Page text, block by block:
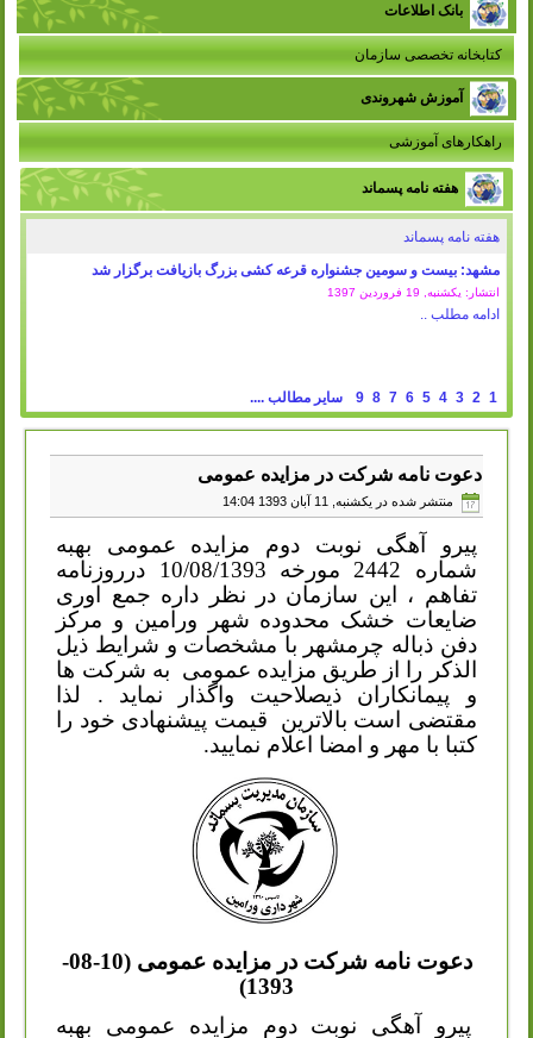
بانک اطلاعات
کتابخانه تخصصی سازمان
آموزش شهروندی
راهکارهای آموزشی
هفته نامه پسماند
هفته نامه پسماند
مشهد: بیست و سومین جشنواره قرعه کشی بزرگ بازیافت برگزار شد
انتشار: یکشنبه, 19 فروردين 1397
ادامه مطلب ..
1
2
3
4
5
6
7
8
9 سایر مطالب ....
دعوت نامه شرکت در مزایده عمومی
منتشر شده در یکشنبه, 11 آبان 1393 14:04
پیرو آهگی نوبت دوم مزایده عمومی بهبه
شماره 2442 مورخه 10/08/1393 درروزنامه
تفاهم ، این سازمان در نظر داره جمع اوری
ضایعات خشک محدوده شهر ورامین و مرکز
دفن ذباله چرمشهر با مشخصات و شرایط ذیل
الذکر را از طریق مزایده عمومی به شرکت ها
و پیمانکاران ذیصلاحیت واگذار نماید . لذا
مقتضی است بالاترین
قیمت پیشنهادی خود را
کتبا با مهر و امضا اعلام نمایید.
دعوت نامه شرکت در مزایده عمومی (10-08-
1393)
پیرو آهگی نوبت دوم مزایده عمومی بهبه